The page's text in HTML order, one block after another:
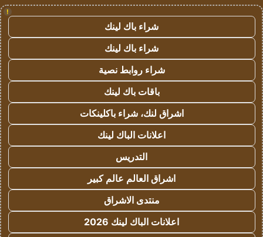
!
شراء باك لينك
شراء باك لينك
شراء روابط نصية
باقات باك لينك
اشراق لنك، شراء باكلينكات
اعلانات الباك لينك
التدريس
اشراق العالم عالم كبير
منتدى الاشراق
اعلانات الباك لينك 2026